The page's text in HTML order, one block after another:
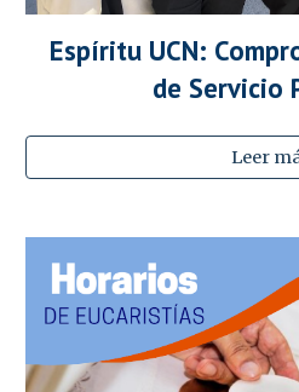
Espíritu UCN:
de Servicio
Leer